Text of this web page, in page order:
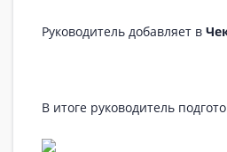
Руководитель добавляет в
В итоге руководитель